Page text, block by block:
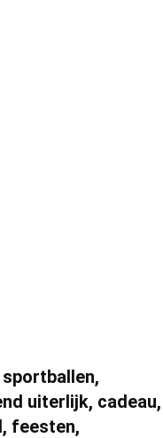
uiterlijk, cadeau,
feesten,